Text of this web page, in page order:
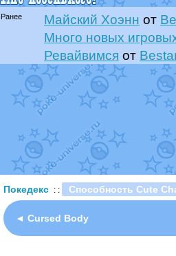
Ранее Майский Хоэнн от
Много новых
Ревайвимся от
Всё, трындец
Технические
доброе утро славяне
Йолда и Мимикью
от
Недовольный
The Dark Wishmaker
шадоу спиритомбот
траббишот
Raging Bolt
Shadow mismagius
Покедекс : : Способность Cute
◄ Cursed Body